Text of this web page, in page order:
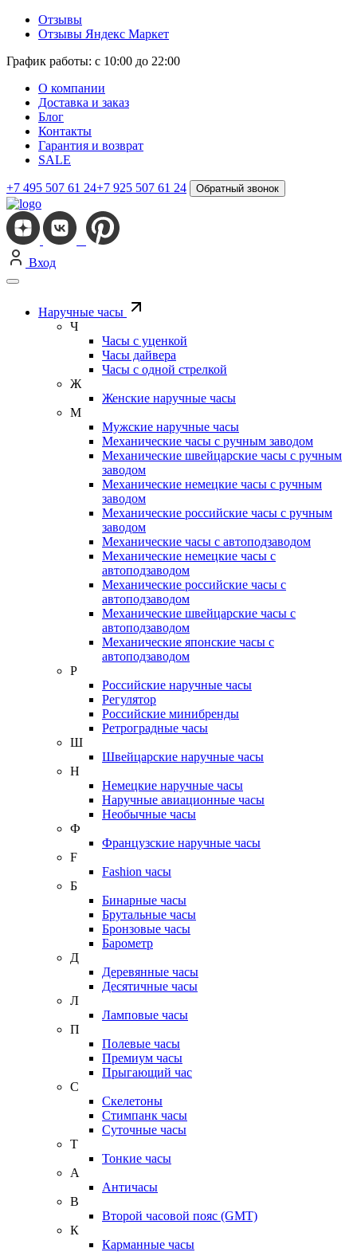
Отзывы
Отзывы Яндекс Маркет
График работы: с 10:00 до 22:00
О компании
Доставка и заказ
Блог
Контакты
Гарантия и возврат
SALE
+7 495 507 61 24+7 925 507 61 24 Обратный звонок
Вход
Наручные часы
Ч
Часы с уценкой
Часы дайвера
Часы с одной стрелкой
Ж
Женские наручные часы
М
Мужские наручные часы
Механические часы с ручным заводом
Механические швейцарские часы с ручным
заводом
Механические немецкие часы с ручным
заводом
Механические российские часы с ручным
заводом
Механические часы с автоподзаводом
Механические немецкие часы с
автоподзаводом
Механические российские часы с
автоподзаводом
Механические швейцарские часы с
автоподзаводом
Механические японские часы с
автоподзаводом
Р
Российские наручные часы
Регулятор
Российские минибренды
Ретроградные часы
Ш
Швейцарские наручные часы
Н
Немецкие наручные часы
Наручные авиационные часы
Необычные часы
Ф
Французские наручные часы
F
Fashion часы
Б
Бинарные часы
Брутальные часы
Бронзовые часы
Барометр
Д
Деревянные часы
Десятичные часы
Л
Ламповые часы
П
Полевые часы
Премиум часы
Прыгающий час
С
Скелетоны
Стимпанк часы
Суточные часы
Т
Тонкие часы
А
Античасы
В
Второй часовой пояс (GMT)
К
Карманные часы